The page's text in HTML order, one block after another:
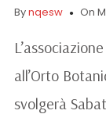
Bynqesw On
all’Orto
svolgerà